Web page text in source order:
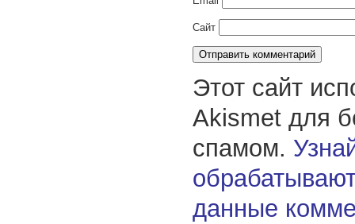
Сайт
Этот сайт
Akismet для
спамом.
данные